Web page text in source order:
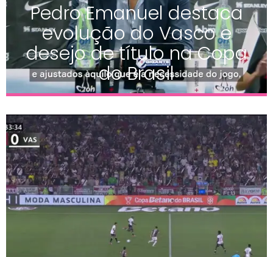
Pedro Emanuel destaca
evolução do Vasco e
desejo de título na Copa
do Brasil